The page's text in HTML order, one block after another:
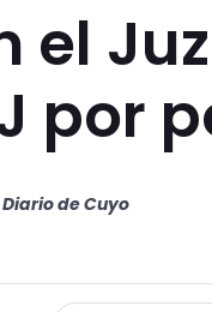
el
por
de Cuyo